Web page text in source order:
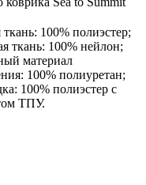
100% полиэстер;
ткань: 100% нейлон;
материал
100% полиуретан;
100% полиэстер с
ТПУ.